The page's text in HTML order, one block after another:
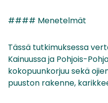
#### Menetelmät
Tässä tutkimuksessa
Kainuussa ja Pohjois-
kokopuunkorjuu sekä
puuston rakenne,